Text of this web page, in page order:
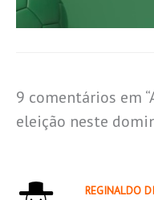
9 comentários em
eleição neste
REGINALDO